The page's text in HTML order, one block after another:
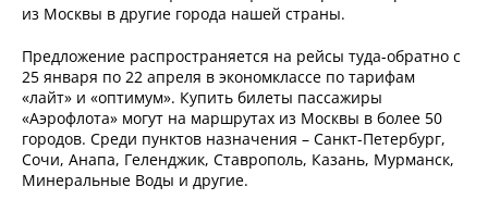
из Москвы в другие города нашей страны.
Предложение распространяется на рейсы туда-обратно с
25 января по 22 апреля в экономклассе по тарифам
«лайт» и «оптимум». Купить билеты пассажиры
«Аэрофлота» могут на маршрутах из Москвы в более 50
городов. Среди пунктов назначения – Санкт-Петербург,
Сочи, Анапа, Геленджик, Ставрополь, Казань, Мурманск,
Минеральные Воды и другие.